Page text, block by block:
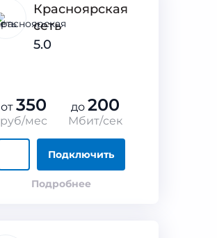
Красноярская
сеть
5.0
от 350
руб/мес
до 200
Мбит/сек
Подключить
Подробнее